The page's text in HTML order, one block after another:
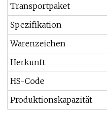
Transportpaket
Spezifikation
Warenzeichen
Herkunft
HS-Code
Produktionskapazität